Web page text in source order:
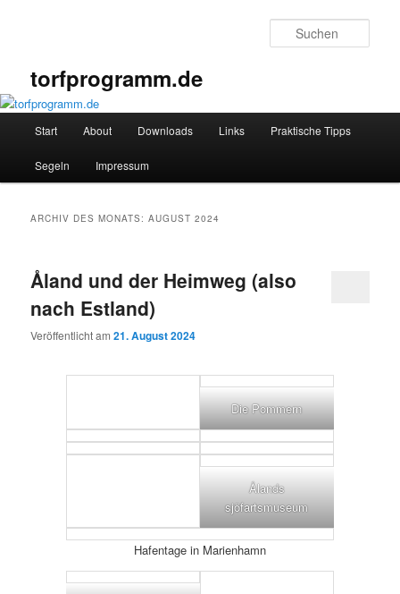
torfprogramm.de
Start About Downloads Links Praktische Tipps
Segeln Impressum
ARCHIV DES MONATS:AUGUST 2024
Åland und der Heimweg (also
nach Estland)
Veröffentlicht am21. August 2024
Die Pommern
Ålands
sjöfartsmuseum
Hafentage in Marienhamn